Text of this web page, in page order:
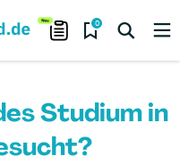
0
Studium in